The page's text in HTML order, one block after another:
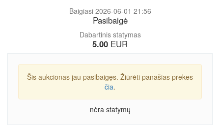
Dabartinis statymas
5.00 EUR
Baigiasi 2026-06-01 21:56
Pasibaigė
Šis aukcionas jau pasibaigęs. Žiūrėti panašias prekes
čia.
nėra statymų